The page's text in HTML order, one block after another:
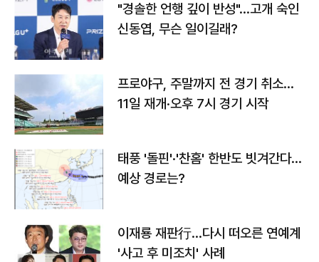
"경솔한 언행 깊이 반성"…고개 숙인
신동엽, 무슨 일이길래?
프로야구, 주말까지 전 경기 취소…
11일 재개·오후 7시 경기 시작
태풍 '돌핀'·'찬홈' 한반도 빗겨간다…
예상 경로는?
이재룡 재판行…다시 떠오른 연예계
'사고 후 미조치' 사례